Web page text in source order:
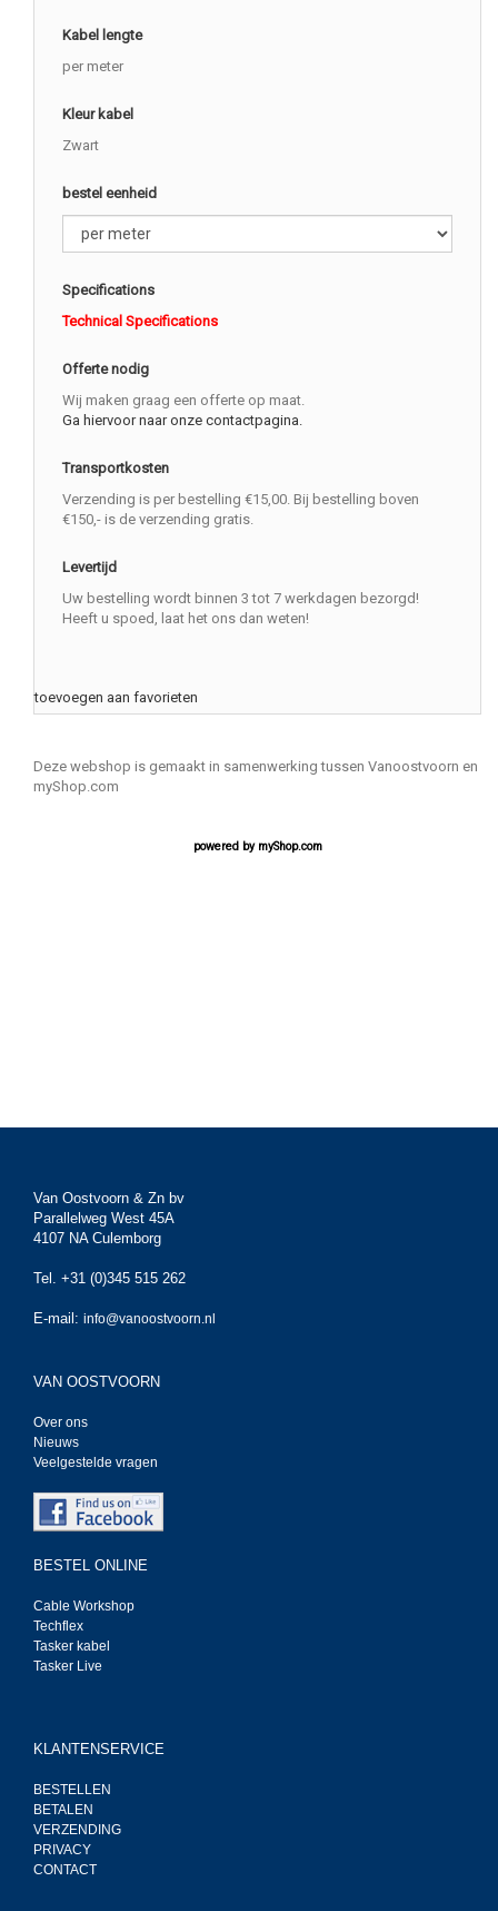
Kabel lengte
per meter
Kleur kabel
Zwart
bestel eenheid
Specifications
Technical Specifications
Offerte nodig
Wij maken graag een offerte op maat.
Ga hiervoor naar onze contactpagina.
Transportkosten
Verzending is per bestelling €15,00. Bij bestelling boven
€150,- is de verzending gratis.
Levertijd
Uw bestelling wordt binnen 3 tot 7 werkdagen bezorgd!
Heeft u spoed, laat het ons dan weten!
toevoegen aan favorieten
Deze webshop is gemaakt in samenwerking tussen Vanoostvoorn en
myShop.com
powered by myShop.com
Van Oostvoorn & Zn bv
Parallelweg West 45A
4107 NA Culemborg
Tel. +31 (0)345 515 262
E-mail: info@vanoostvoorn.nl
VAN OOSTVOORN
Over ons
Nieuws
Veelgestelde vragen
BESTEL ONLINE
Cable Workshop
Techflex
Tasker kabel
Tasker Live
KLANTENSERVICE
BESTELLEN
BETALEN
VERZENDING
PRIVACY
CONTACT